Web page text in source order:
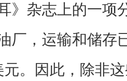
》杂志上的一项
厂，运输和储存
元。因此，除非